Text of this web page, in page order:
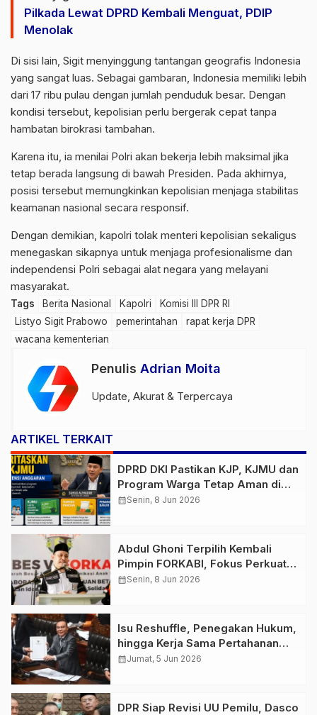
Pilkada Lewat DPRD Kembali Menguat, PDIP
Menolak
Di sisi lain, Sigit menyinggung tantangan geografis Indonesia
yang sangat luas. Sebagai gambaran, Indonesia memiliki lebih
dari 17 ribu pulau dengan jumlah penduduk besar. Dengan
kondisi tersebut, kepolisian perlu bergerak cepat tanpa
hambatan birokrasi tambahan.
Karena itu, ia menilai Polri akan bekerja lebih maksimal jika
tetap berada langsung di bawah Presiden. Pada akhirnya,
posisi tersebut memungkinkan kepolisian menjaga stabilitas
keamanan nasional secara responsif.
Dengan demikian, kapolri tolak menteri kepolisian sekaligus
menegaskan sikapnya untuk menjaga profesionalisme dan
independensi Polri sebagai alat negara yang melayani
masyarakat.
Tags Berita Nasional Kapolri
Komisi III DPR RI
Listyo Sigit Prabowo
pemerintahan
rapat kerja DPR
wacana kementerian
Penulis Adrian Moita
Update, Akurat & Terpercaya
ARTIKEL TERKAIT
DPRD DKI Pastikan KJP, KJMU dan
Program Warga Tetap Aman di
Tengah Efisiensi Anggaran
calendar_monthSenin, 8 Jun 2026
Abdul Ghoni Terpilih Kembali
Pimpin FORKABI, Fokus Perkuat
Persatuan dan Budaya Betawi
calendar_monthSenin, 8 Jun 2026
Isu Reshuffle, Penegakan Hukum,
hingga Kerja Sama Pertahanan
Warnai Agenda Politik Nasional
calendar_monthJumat, 5 Jun 2026
DPR Siap Revisi UU Pemilu, Dasco